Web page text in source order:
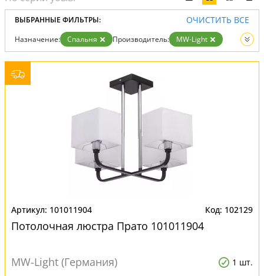
ВЫБРАННЫЕ ФИЛЬТРЫ: ОЧИСТИТЬ ВСЕ
Назначение: Спальня Производитель:
MW-Light
Стиль:
Современный Вид: Люстры
101011904 102129
Потолочная люстра Прато 101011904
MW-Light (Германия) 1 шт.